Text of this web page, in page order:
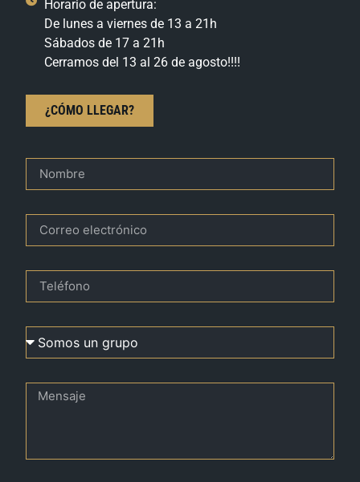
Horario de apertura:
De lunes a viernes de 13 a 21h
Sábados de 17 a 21h
Cerramos del 13 al 26 de agosto!!!!
¿CÓMO LLEGAR?